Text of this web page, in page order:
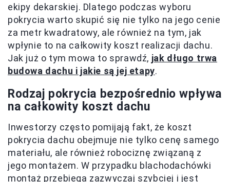
ekipy dekarskiej. Dlatego podczas wyboru
pokrycia warto skupić się nie tylko na jego cenie
za metr kwadratowy, ale również na tym, jak
wpłynie to na całkowity koszt realizacji dachu.
Jak już o tym mowa to sprawdź, jak długo trwa
budowa dachu i jakie są jej etapy.
Rodzaj pokrycia bezpośrednio wpływa
na całkowity koszt dachu
Inwestorzy często pomijają fakt, że koszt
pokrycia dachu obejmuje nie tylko cenę samego
materiału, ale również robociznę związaną z
jego montażem. W przypadku blachodachówki
montaż przebiega zazwyczaj szybciej i jest